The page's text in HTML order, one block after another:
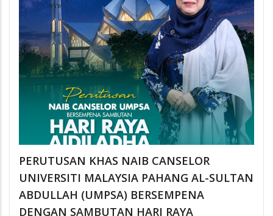
PERUTUSAN KHAS NAIB CANSELOR
UNIVERSITI MALAYSIA PAHANG AL-SULTAN
ABDULLAH (UMPSA) BERSEMPENA
DENGAN SAMBUTAN HARI RAYA